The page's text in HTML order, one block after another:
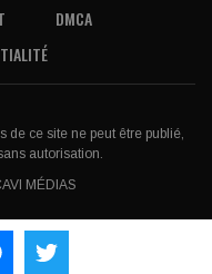
DMCA
de ce site ne peut être publié,
autorisation.
MÉDIAS